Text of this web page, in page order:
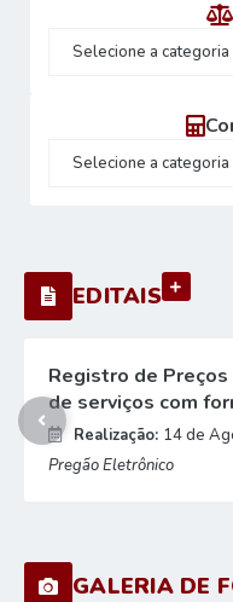
EDITAIS
Pregão Eletrônico
Registro de
de serviços com
equipamentos de
automática de
Realização: 14 de
GALERIA DE